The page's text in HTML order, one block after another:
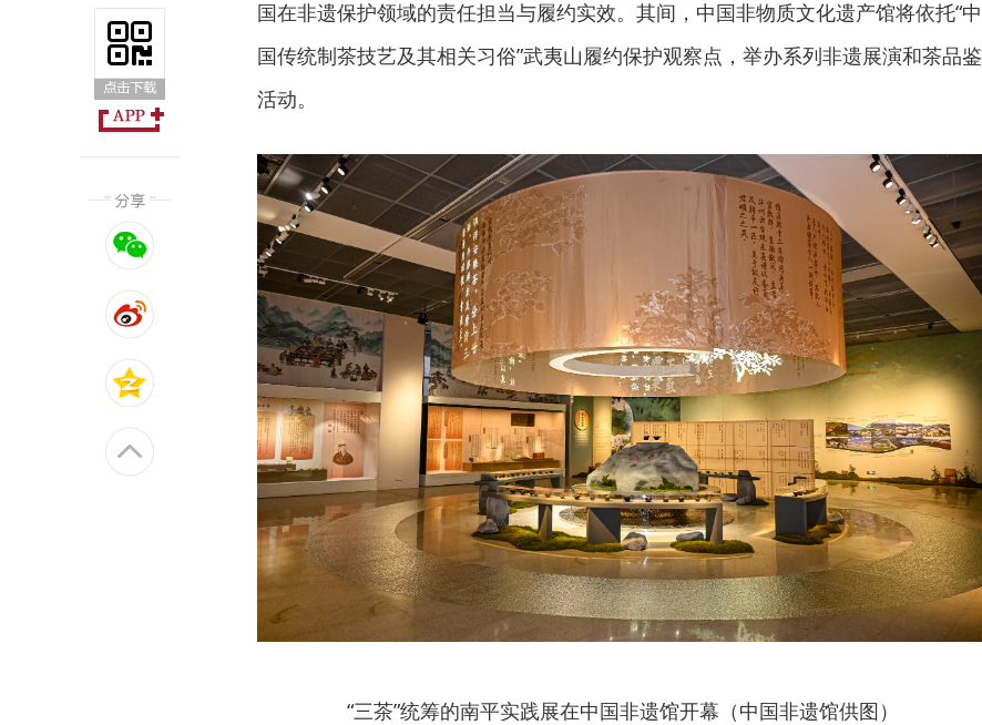
国在非遗保护领域的责任担当与履约实效。其间，中国非物质文化遗产馆将依托“中
国传统制茶技艺及其相关习俗”武夷山履约保护观察点，举办系列非遗展演和茶品鉴
活动。
“三茶”统筹的南平实践展在中国非遗馆开幕（中国非遗馆供图）